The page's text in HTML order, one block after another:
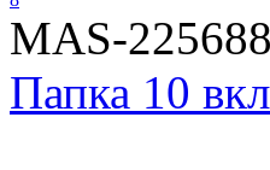
MAS-225688
Папка 10